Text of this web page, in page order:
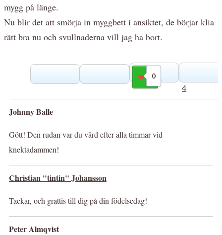
mygg på länge.
Nu blir det att smörja in myggbett i ansiktet, de börjar klia
rätt bra nu och svullnaderna vill jag ha bort.
0
Gilla
4
Johnny Balle
Gött! Den rudan var du värd efter alla timmar vid
knektadammen!
Christian "tintin" Johansson
Tackar, och grattis till dig på din födelsedag!
Peter Almqvist